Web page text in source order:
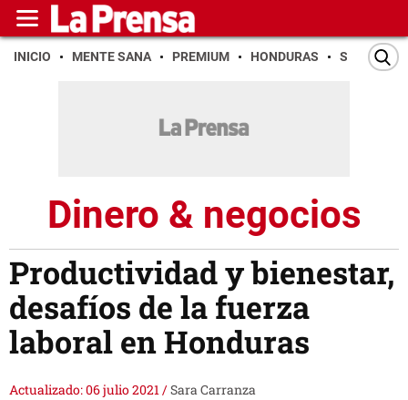
INICIO MENTE SANA PREMIUM HONDURAS SAN PEDRO
Dinero & negocios
Productividad y bienestar,
desafíos de la fuerza
laboral en Honduras
Actualizado: 06 julio 2021/Sara Carranza